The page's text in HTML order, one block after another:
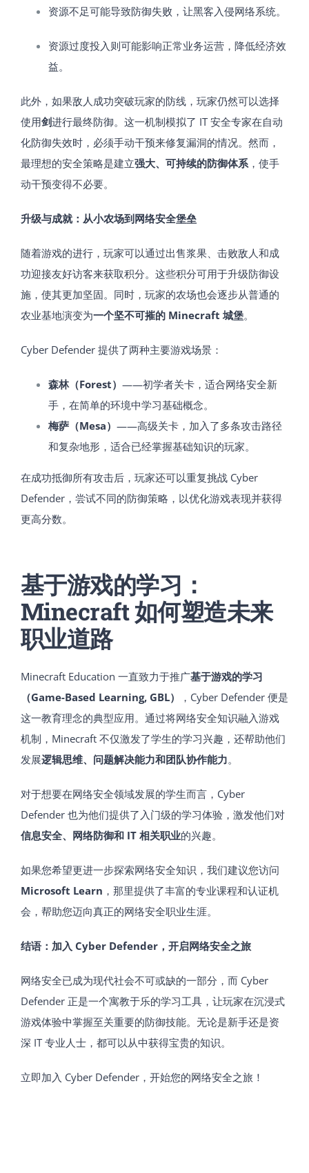
资源不足可能导致防御失败，让黑客入侵网络系统。
资源过度投入则可能影响正常业务运营，降低经济效
益。
此外，如果敌人成功突破玩家的防线，玩家仍然可以选择
使用剑进行最终防御。这一机制模拟了 IT 安全专家在自动
化防御失效时，必须手动干预来修复漏洞的情况。然而，
最理想的安全策略是建立强大、可持续的防御体系，使手
动干预变得不必要。
升级与成就：从小农场到网络安全堡垒
随着游戏的进行，玩家可以通过出售浆果、击败敌人和成
功迎接友好访客来获取积分。这些积分可用于升级防御设
施，使其更加坚固。同时，玩家的农场也会逐步从普通的
农业基地演变为一个坚不可摧的 Minecraft 城堡。
Cyber Defender 提供了两种主要游戏场景：
森林（Forest） ——初学者关卡，适合网络安全新
手，在简单的环境中学习基础概念。
梅萨（Mesa） ——高级关卡，加入了多条攻击路径
和复杂地形，适合已经掌握基础知识的玩家。
在成功抵御所有攻击后，玩家还可以重复挑战 Cyber
Defender，尝试不同的防御策略，以优化游戏表现并获得
更高分数。
基于游戏的学习：
Minecraft 如何塑造未来
职业道路
Minecraft Education 一直致力于推广基于游戏的学习
（Game-Based Learning, GBL）
，Cyber Defender 便是
这一教育理念的典型应用。通过将网络安全知识融入游戏
机制，Minecraft 不仅激发了学生的学习兴趣，还帮助他们
发展逻辑思维、问题解决能力和团队协作能力。
对于想要在网络安全领域发展的学生而言，Cyber
Defender 也为他们提供了入门级的学习体验，激发他们对
信息安全、网络防御和 IT 相关职业的兴趣。
如果您希望更进一步探索网络安全知识，我们建议您访问
Microsoft Learn ，那里提供了丰富的专业课程和认证机
会，帮助您迈向真正的网络安全职业生涯。
结语：加入 Cyber Defender，开启网络安全之旅
网络安全已成为现代社会不可或缺的一部分，而 Cyber
Defender 正是一个寓教于乐的学习工具，让玩家在沉浸式
游戏体验中掌握至关重要的防御技能。无论是新手还是资
深 IT 专业人士，都可以从中获得宝贵的知识。
立即加入 Cyber Defender，开始您的网络安全之旅！